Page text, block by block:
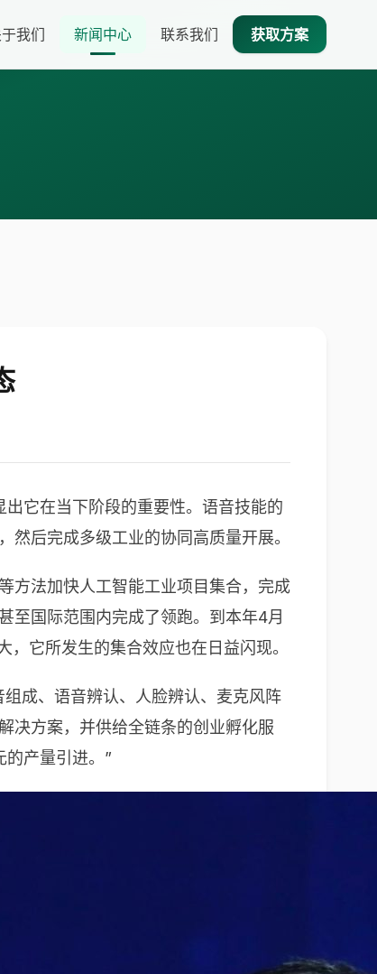
我们 新闻中心 联系我们 获取方案
它在当下阶段的重要性。语音技能的
后完成多级工业的协同高质量开展。
方法加快人工智能工业项目集合，完成
至国际范围内完成了领跑。到本年4月
它所发生的集合效应也在日益闪现。
成、语音辨认、人脸辨认、麦克风阵
决方案，并供给全链条的创业孵化服
产量引进。”